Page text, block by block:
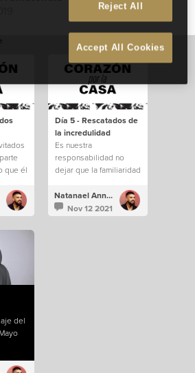
que él
Día 5 - Rescatados de
la incredulidad
Es nuestra
responsabilidad no
dejar que la familiaridad
saquen de todo lo que
Dios tiene para
nosotros.
Natanael Annacondia
Nov 12 2021
del
Reject All
Accept All Cookies